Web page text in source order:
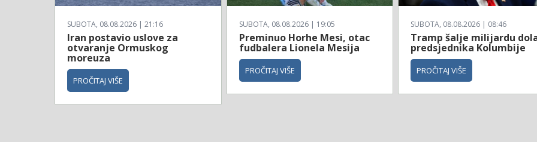
SUBOTA, 08.08.2026 | 21:16
Iran postavio uslove za
otvaranje Ormuskog
moreuza
PROČITAJ VIŠE
SUBOTA, 08.08.2026 | 19:05
Preminuo Horhe Mesi, otac
fudbalera Lionela Mesija
PROČITAJ VIŠE
SUBOTA, 08.08.2026 | 08:46
Tramp šalje milijardu
predsjednika Kolumbije
PROČITAJ VIŠE